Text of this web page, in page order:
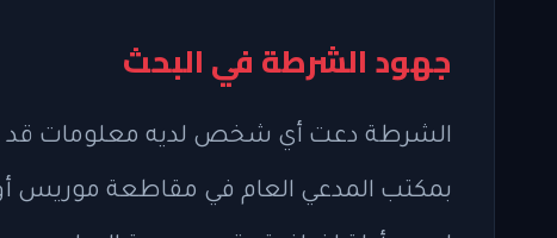
جهود الشرطة في البحث
الشرطة دعت أي شخص لديه معلومات قد
بمكتب المدعي العام في مقاطعة موريس